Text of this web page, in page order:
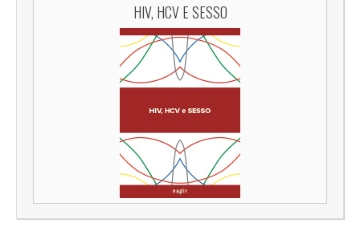
HIV, HCV E SESSO